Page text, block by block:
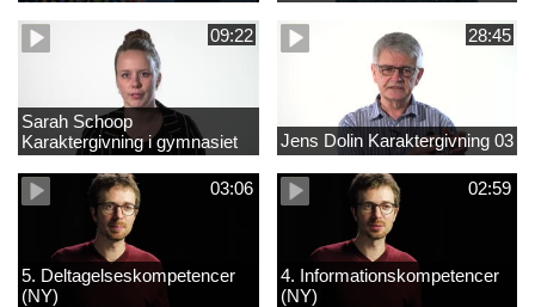
09:22
Sarah Schoop
Karaktergivning i gymnasiet
01
28:45
Jens Dolin Karaktergivning 03
03:06
5. Deltagelseskompetencer
(NY)
02:59
4. Informationskompetencer
(NY)